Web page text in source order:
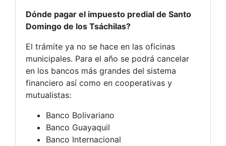
Dónde pagar el impuesto predial de Santo
Domingo de los Tsáchilas?
El trámite ya no se hace en las oficinas
municipales. Para el año se podrá cancelar
en los bancos más grandes del sistema
financiero así como en cooperativas y
mutualistas:
Banco Bolivariano
Banco Guayaquil
Banco Internacional